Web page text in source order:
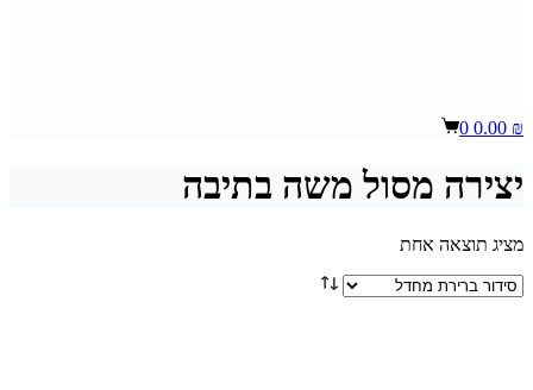
Shopping
0.00 ₪
0
יצירה מסול משה בתיבה
מציג תוצאה אחת